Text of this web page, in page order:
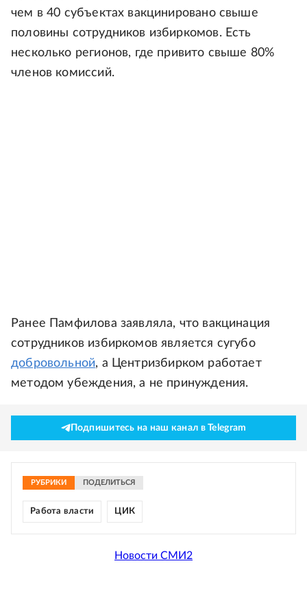
чем в 40 субъектах вакцинировано свыше
половины сотрудников избиркомов. Есть
несколько регионов, где привито свыше 80%
членов комиссий.
Ранее Памфилова заявляла, что вакцинация
сотрудников избиркомов является сугубо
добровольной, а Центризбирком работает
методом убеждения, а не принуждения.
Подпишитесь на наш канал в Telegram
РУБРИКИ ПОДЕЛИТЬСЯ
Работа власти ЦИК
Новости СМИ2